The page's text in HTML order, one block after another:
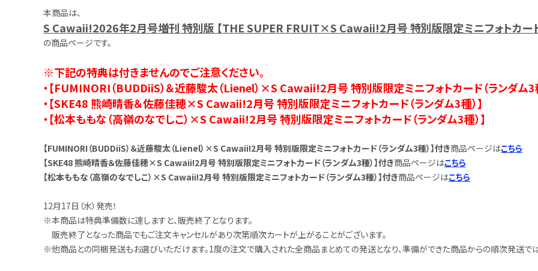
本商品は、
S Cawaii!2026年2月号増刊 特別版 【THE SUPER FRUIT×S Cawaii!2月号 特別版限定ミニフォトカード
の商品ページです。
※下記の特典は付きませんのでご注意ください。
・【FUMINORI（BUDDiiS）＆近藤駿太（Lienel）×S Cawaii!2月号 特別版限定ミニフォトカード（ランダム3
・【SKE48 熊崎晴香＆佐藤佳穂×S Cawaii!2月号 特別版限定ミニフォトカード（ランダム3種）】
・【松本ももな（高嶺のなでしこ）×S Cawaii!2月号 特別版限定ミニフォトカード（ランダム3種）】
【FUMINORI（BUDDiiS）＆近藤駿太（Lienel）×S Cawaii!2月号 特別版限定ミニフォトカード（ランダム3種）】付き商品ページはこちら
【SKE48 熊崎晴香＆佐藤佳穂×S Cawaii!2月号 特別版限定ミニフォトカード（ランダム3種）】付き商品ページはこちら
【松本ももな（高嶺のなでしこ）×S Cawaii!2月号 特別版限定ミニフォトカード（ランダム3種）】付き商品ページはこちら
12月17日（水）発売！
※本商品は特典準備数に達しますと、販売終了となります。
販売終了となった商品でもご注文キャンセルがあり次第順次カートが上がることがございます。
※他商品との同梱発送もお選びいただけます。1度の注文で購入された全商品まとめての発送となり、準備ができた商品からの順次発送では